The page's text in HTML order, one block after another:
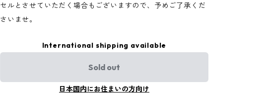
セルとさせていただく場合もございますので、予めご了承くだ
さいませ。
International shipping available
Sold out
日本国内にお住まいの方向け